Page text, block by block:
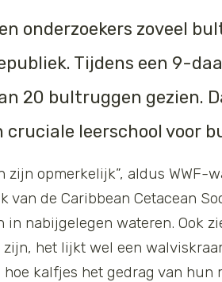
onderzoekers zoveel
Tijdens een 9-
20 bultruggen gezien.
cruciale leerschool voor
zijn opmerkelijk”, aldus
van de Caribbean Cetacean
nabijgelegen wateren. Ook
het lijkt wel een
hoe kalfjes het gedrag van